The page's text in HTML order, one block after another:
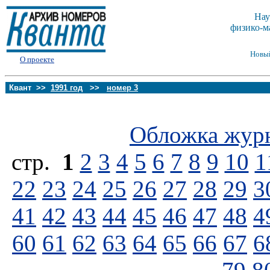
О проекте
физико-
Квант >> 1991 год >> номер 3
Обложка
стp. 1 2 3 4 5 6 7 8 9 10
22 23 24 25 26 27 28 29
41 42 43 44 45 46 47 48
60 61 62 63 64 65 66 67